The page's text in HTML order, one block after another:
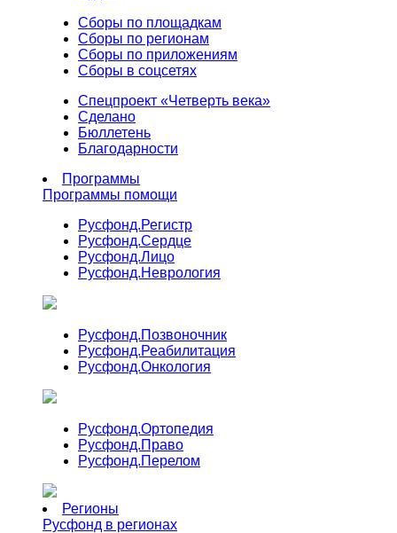
Сборы по площадкам
Сборы по регионам
Сборы по приложениям
Сборы в соцсетях
Спецпроект «Четверть века»
Сделано
Бюллетень
Благодарности
Программы
Программы помощи
Русфонд.Регистр
Русфонд.Сердце
Русфонд.Лицо
Русфонд.Неврология
Русфонд.Позвоночник
Русфонд.Реабилитация
Русфонд.Онкология
Русфонд.Ортопедия
Русфонд.Право
Русфонд.Перелом
Регионы
Русфонд в регионах